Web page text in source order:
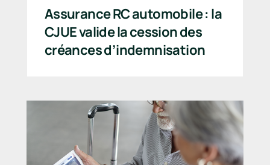
Assurance RC automobile : la
CJUE valide la cession des
créances d’indemnisation